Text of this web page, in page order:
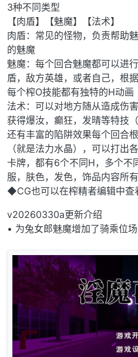
3种不同类型
【肉盾】【魅魔】【法术】
肉盾：常见的怪物，负责帮助
的魅魔
魅魔：每个回合魅魔都可以进
盾，敌方英雄，或者自己，根
每个榨O技能都有独特的H动画
法术：可以对地方随从造成伤
获得爆汝，癫狂，发晴等特技（
还有丰富的陷阱效果每个回合
（就是法力水晶），可以打出
卡牌，都有6个不同H，多个不
服，肤色，发色，饰品内容所
◆CG也可以在榨精者编辑中查
v20260330a更新介绍
• 为兔女郎魅魔增加了骑乘位